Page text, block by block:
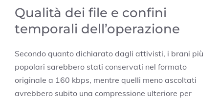
Qualità dei file e confini
temporali dell’operazione
Secondo quanto dichiarato dagli attivisti, i brani più
popolari sarebbero stati conservati nel formato
originale a 160 kbps, mentre quelli meno ascoltati
avrebbero subito una compressione ulteriore per